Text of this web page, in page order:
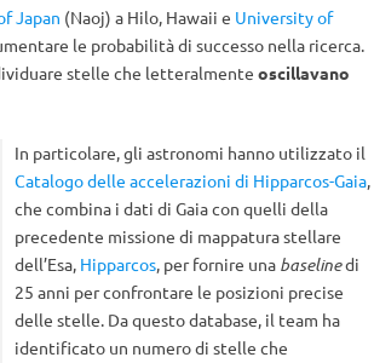
Japan (Naoj) a Hilo, Hawaii e University of
le probabilità di successo nella ricerca.
stelle che letteralmente oscillavano
In particolare, gli astronomi hanno utilizzato il
Catalogo delle accelerazioni di Hipparcos-Gaia,
che combina i dati di Gaia con quelli della
precedente missione di mappatura stellare
dell’Esa, Hipparcos, per fornire una baselinedi
25 anni per confrontare le posizioni precise
delle stelle. Da questo database, il team ha
identificato un numero di stelle che